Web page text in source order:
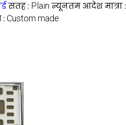
सतह : Plain न्यूनतम आदेश मात्रा :
: Custom made